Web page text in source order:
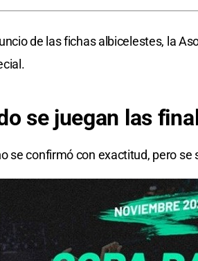
de las fichas albicelestes, la
se juegan las
se confirmó con exactitud, pero